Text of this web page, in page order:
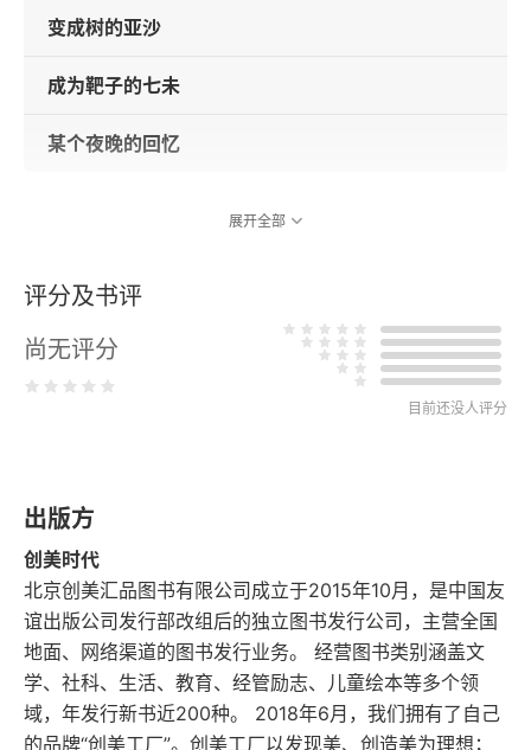
变成树的亚沙
成为靶子的七未
某个夜晚的回忆
展开全部
评分及书评
尚无评分
目前还没人评分
出版方
创美时代
北京创美汇品图书有限公司成立于2015年10月，是中国友
谊出版公司发行部改组后的独立图书发行公司，主营全国
地面、网络渠道的图书发行业务。 经营图书类别涵盖文
学、社科、生活、教育、经管励志、儿童绘本等多个领
域，年发行新书近200种。 2018年6月，我们拥有了自己
的品牌“创美工厂”。创美工厂以发现美、创造美为理想；